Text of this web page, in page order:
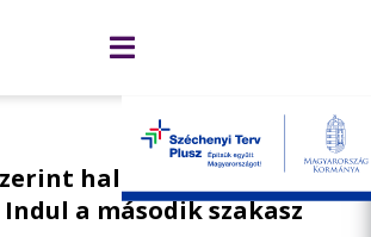
halad a nagykörúti
a második szakasz